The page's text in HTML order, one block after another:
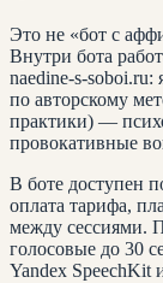
Это не «бот с
Внутри бота
naedine-s-soboi.ru:
по авторскому
практики) —
провокативные
В боте доступен
оплата тарифа,
между сессиями.
голосовые до 30
Yandex SpeechKit